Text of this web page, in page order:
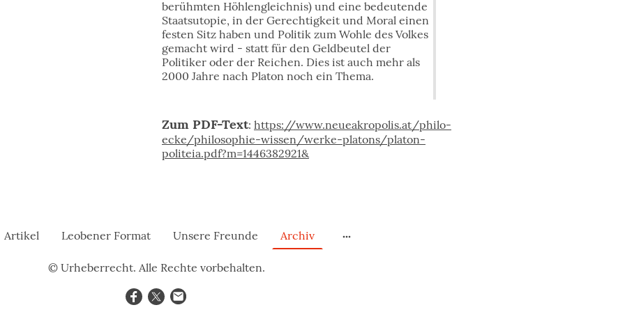
berühmten Höhlengleichnis) und eine bedeutende
Staatsutopie, in der Gerechtigkeit und Moral einen
festen Sitz haben und Politik zum Wohle des Volkes
gemacht wird - statt für den Geldbeutel der
Politiker oder der Reichen. Dies ist auch mehr als
2000 Jahre nach Platon noch ein Thema.
Zum PDF-Text: https://www.neueakropolis.at/philo-
ecke/philosophie-wissen/werke-platons/platon-
politeia.pdf?m=1446382921&
Artikel Leobener Format Unsere Freunde Archiv
© Urheberrecht. Alle Rechte vorbehalten.